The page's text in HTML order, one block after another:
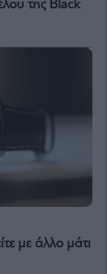
της Black
με άλλο μάτι